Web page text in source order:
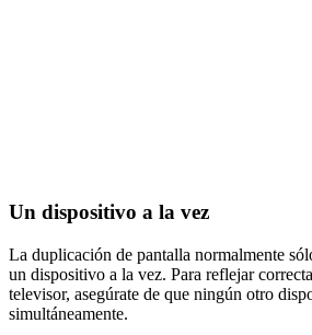
Un dispositivo a la vez
La duplicación de pantalla normalmente
un dispositivo a la vez. Para reflejar
televisor, asegúrate de que ningún otro
simultáneamente.